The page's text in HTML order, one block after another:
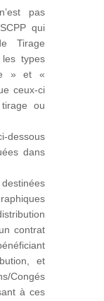
pas
qui
Tirage
types
» et «
ceux-ci
ou
dans
contrat
et
Congés
à ces